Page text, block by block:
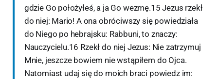
gdzie Go położyłeś, a ja Go wezmę.15 Jezus rzekł
do niej: Mario! A ona obróciwszy się powiedziała
do Niego po hebrajsku: Rabbuni, to znaczy:
Nauczycielu.16 Rzekł do niej Jezus: Nie zatrzymuj
Mnie, jeszcze bowiem nie wstąpiłem do Ojca.
Natomiast udaj się do moich braci powiedz im: